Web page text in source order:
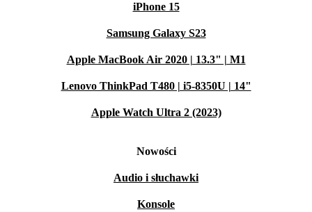
iPhone 15
Samsung Galaxy S23
Apple MacBook Air 2020 | 13.3" | M1
Lenovo ThinkPad T480 | i5-8350U | 14"
Apple Watch Ultra 2 (2023)
Nowości
Audio i słuchawki
Konsole